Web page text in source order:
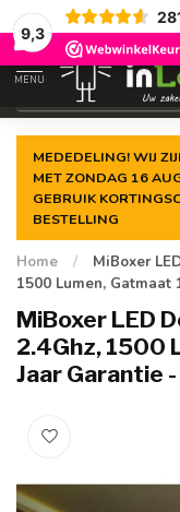
9,3
Gegarandeerde de
MENU
MEDEDELING! WIJ
MET ZONDAG 16
GEBRUIK
BESTELLING
Home /
MiBoxer
1500 Lumen, Gatmaat
MiBoxer LED
2.4Ghz, 1500
Jaar Garantie